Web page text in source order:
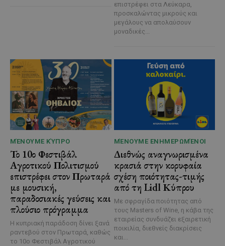
επιστρέφει στα Λεύκαρα,
προσκαλώντας μικρούς και
μεγάλους να απολαύσουν
μοναδικές...
ΜΈΝΟΥΜΕ ΚΎΠΡΟ
Το 10ο Φεστιβάλ
Αγροτικού Πολιτισμού
επιστρέφει στον Πρωταρά
με μουσική,
παραδοσιακές γεύσεις και
πλούσιο πρόγραμμα
Η κυπριακή παράδοση δίνει ξανά
ραντεβού στον Πρωταρά, καθώς
το 10ο Φεστιβάλ Αγροτικού
ΜΈΝΟΥΜΕ ΕΝΗΜΕΡΩΜΈΝΟΙ
Διεθνώς αναγνωρισμένα
κρασιά στην κορυφαία
σχέση ποιότητας-τιμής
από τη Lidl Κύπρου
Με σφραγίδα ποιότητας από
τους Masters of Wine, η κάβα της
εταιρείας συνδυάζει εξαιρετική
ποικιλία, διεθνείς διακρίσεις
και...